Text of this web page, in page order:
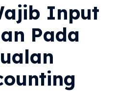
Input
Pada